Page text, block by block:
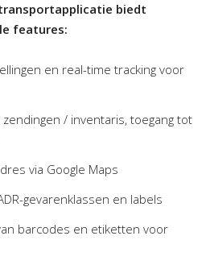
biedt
features:
en real-time tracking voor
/ inventaris, toegang tot
via Google Maps
gevarenklassen en labels
barcodes en etiketten voor